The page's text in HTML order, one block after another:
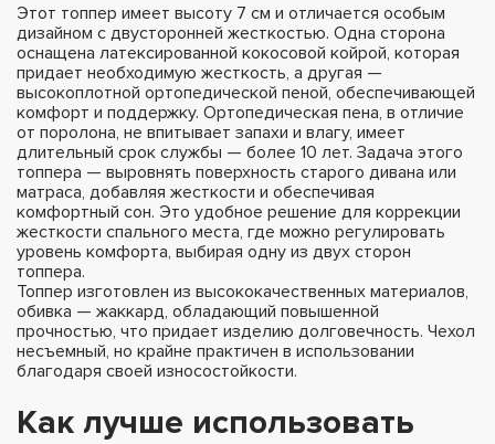
Этот топпер имеет высоту 7 см и отличается особым
дизайном с двусторонней жесткостью. Одна сторона
оснащена латексированной кокосовой койрой, которая
придает необходимую жесткость, а другая —
высокоплотной ортопедической пеной, обеспечивающей
комфорт и поддержку. Ортопедическая пена, в отличие
от поролона, не впитывает запахи и влагу, имеет
длительный срок службы — более 10 лет. Задача этого
топпера — выровнять поверхность старого дивана или
матраса, добавляя жесткости и обеспечивая
комфортный сон. Это удобное решение для коррекции
жесткости спального места, где можно регулировать
уровень комфорта, выбирая одну из двух сторон
топпера.
Топпер изготовлен из высококачественных материалов,
обивка — жаккард, обладающий повышенной
прочностью, что придает изделию долговечность. Чехол
несъемный, но крайне практичен в использовании
благодаря своей износостойкости.
Как лучше использовать